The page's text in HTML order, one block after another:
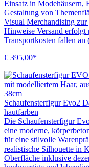
Einsatz in Modehäusern,
Gestaltung von
Visual Merchandising
Hinweise Versand
Transportkosten fallen an
€ 395,00*
Schaufensterfigur Evo2
hautfarben
Die Schaufensterfigur
eine moderne,
für eine stilvolle
realistische Silhouette in
Oberfläche inklusive